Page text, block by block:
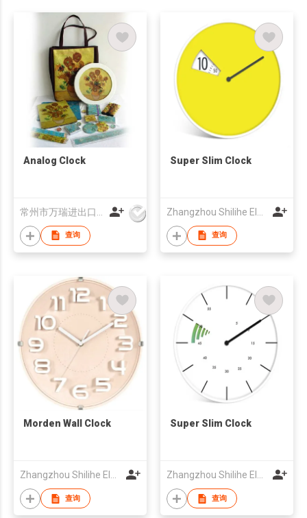
Analog Clock
查询
Super Slim Clock
查询
Morden Wall Clock
查询
Super Slim Clock
查询